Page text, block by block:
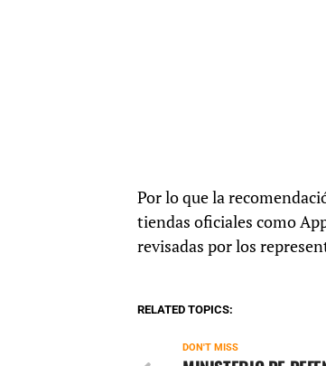
Por lo que la
tiendas oficiales como
revisadas por los
RELATED TOPICS:
DON'T MISS